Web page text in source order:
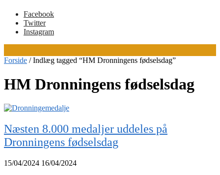
Facebook
Twitter
Instagram
Forside /Indlæg tagged “HM Dronningens fødselsdag”
HM Dronningens fødselsdag
Næsten 8.000 medaljer uddeles på
Dronningens fødselsdag
15/04/2024 16/04/2024